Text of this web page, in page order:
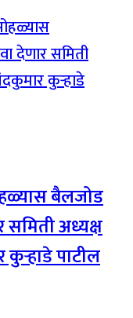
बैलजोड
अध्यक्ष
पाटील